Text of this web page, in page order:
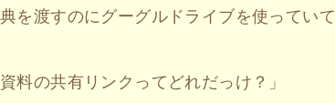
を渡すのにグーグルドライブを使っていて
資料の共有リンクってどれだっけ？」